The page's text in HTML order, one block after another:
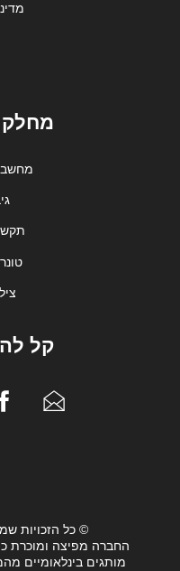
קל
© כל הזכויות שמורות
החברה מפיצה ומוכרת
מותגים בינלאומיים